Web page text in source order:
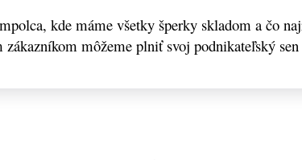
kde máme všetky šperky skladom a čo
zákazníkom môžeme plniť svoj podnikateľský